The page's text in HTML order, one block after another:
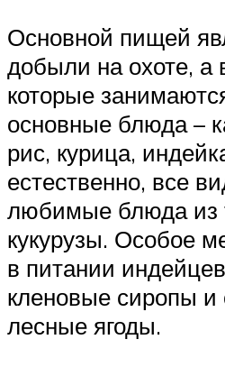
Основной пищей
добыли на охоте, а
которые
основные блюда –
рис, курица,
естественно, все
любимые блюда из
кукурузы. Особое
в питании
кленовые сиропы
лесные ягоды.